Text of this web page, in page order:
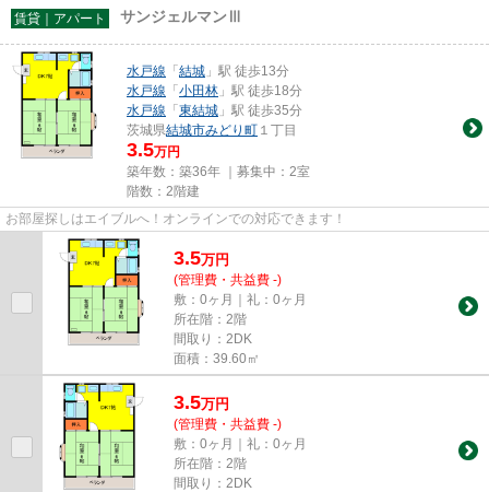
賃貸｜アパート サンジェルマンⅢ
水戸線 「結城 」駅 徒歩13分
水戸線 「小田林 」駅 徒歩18分
水戸線 「東結城 」駅 徒歩35分
茨城県結城市みどり町 １丁目
3.5万円
築年数：築36年 ｜募集中： 2室
階数：2階建
お部屋探しはエイブルへ！オンラインでの対応できます！
3.5万円
(管理費・共益費 -)
敷：0ヶ月｜礼：0ヶ月
所在階：2階
間取り：2DK
面積：39.60㎡
3.5万円
(管理費・共益費 -)
敷：0ヶ月｜礼：0ヶ月
所在階：2階
間取り：2DK